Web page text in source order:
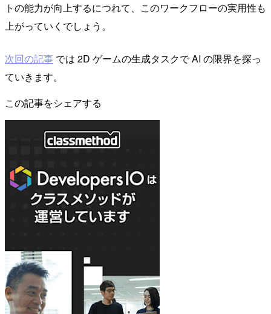
トの能力が向上するにつれて、このワークフローの実用性も
上がっていくでしょう。
次回の記事 では 2D ゲームの生成タスクで AI の限界を探っ
ていきます。
この記事をシェアする